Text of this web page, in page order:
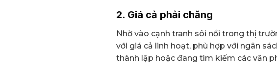
2. Giá cả phải chăng
Nhờ vào cạnh tranh sôi nổi trong thị
với giá cả linh hoạt, phù hợp với ngân
thành lập hoặc đang tìm kiếm các văn